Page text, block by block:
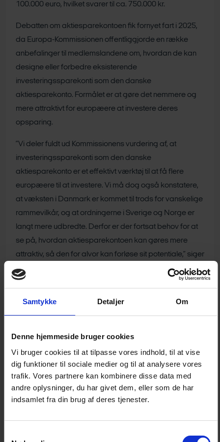
Samtykke Detaljer Om
Denne hjemmeside bruger cookies
Vi bruger cookies til at tilpasse vores indhold, til at vise
dig funktioner til sociale medier og til at analysere vores
trafik. Vores partnere kan kombinere disse data med
andre oplysninger, du har givet dem, eller som de har
indsamlet fra din brug af deres tjenester.
100.000 euro, hvilket svarer til ca. 750.000 kr.
Debatten om aktiesparekontoen fik fornyet fart i 2025,
da Europa-Kommissionen offentliggjorde en række
anbefalinger til medlemslandene om, hvordan de kan
designe eller forbedre eksisterende
investeringssparekonti som den danske
aktiesparekonto. Formålet er at gøre det nemmere og
mere attraktivt for europæere at investere deres
opsparing.
”Vi deler fuldt ud Kommissionens vurdering af, at
investeringssparekonti som den danske
aktiesparekonto er et effektivt værktøj til at få flere
europæere til at investere. Vi må dog også konstatere,
at væksten i Danmark er kommet til trods for vanskelige
rammevilkår, og at ordningerne i Sverige og Norge er
langt mere udbredte. Derfor er der fortsat behov for at
se på, hvordan aktiesparekontoen kan gøres mere
attraktiv, så den for alvor kan forløse sit potentiale,” siger
Line Munkholm Haukrogh.
To tiltag kan gøre en forskel
Finans Danmark peger på, at særligt to tiltag kan gøre
en forskel. For det første bør indskudsloftet hæves til
bør ordningen udvides med flere typer af investeringer. I
dag kan aktiesparekontoen kun – som navnet antyder –
anvendes til investeringer i aktier og investeringsfonde,
der primært investerer i aktier. Det gør ordningen mindre